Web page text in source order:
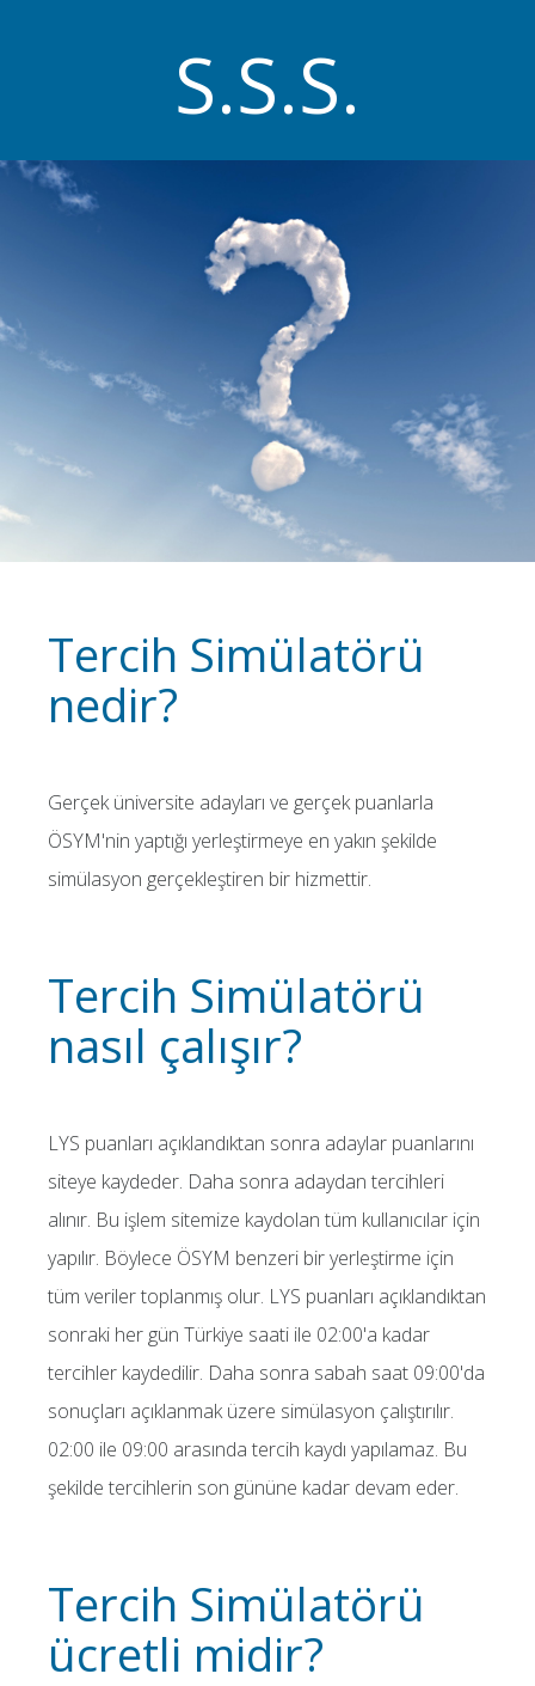
S.S.S.
Tercih Simülatörü
nedir?
Gerçek üniversite adayları ve gerçek puanlarla
ÖSYM'nin yaptığı yerleştirmeye en yakın şekilde
simülasyon gerçekleştiren bir hizmettir.
Tercih Simülatörü
nasıl çalışır?
LYS puanları açıklandıktan sonra adaylar puanlarını
siteye kaydeder. Daha sonra adaydan tercihleri
alınır. Bu işlem sitemize kaydolan tüm kullanıcılar için
yapılır. Böylece ÖSYM benzeri bir yerleştirme için
tüm veriler toplanmış olur. LYS puanları açıklandıktan
sonraki her gün Türkiye saati ile 02:00'a kadar
tercihler kaydedilir. Daha sonra sabah saat 09:00'da
sonuçları açıklanmak üzere simülasyon çalıştırılır.
02:00 ile 09:00 arasında tercih kaydı yapılamaz. Bu
şekilde tercihlerin son gününe kadar devam eder.
Tercih Simülatörü
ücretli midir?